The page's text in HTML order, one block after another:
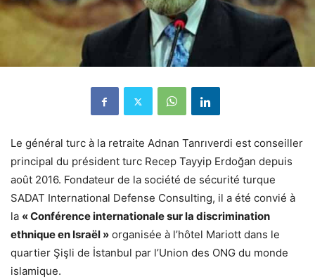
Le général turc à la retraite Adnan Tanrıverdi est conseiller
principal du président turc Recep Tayyip Erdoğan depuis
août 2016. Fondateur de la société de sécurité turque
SADAT International Defense Consulting, il a été convié à
la « Conférence internationale sur la discrimination
ethnique en Israël » organisée à l’hôtel Mariott dans le
quartier Şişli de İstanbul par l’Union des ONG du monde
islamique.